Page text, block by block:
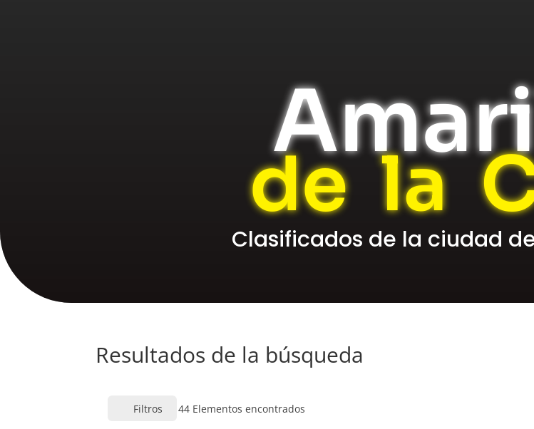
de la
Clasificados de la ciudad
Resultados de la búsqueda
Filtros 44 Elementos encontrados